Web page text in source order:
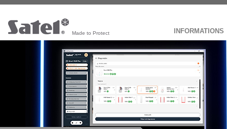
Made to Protect INFORMATIONS